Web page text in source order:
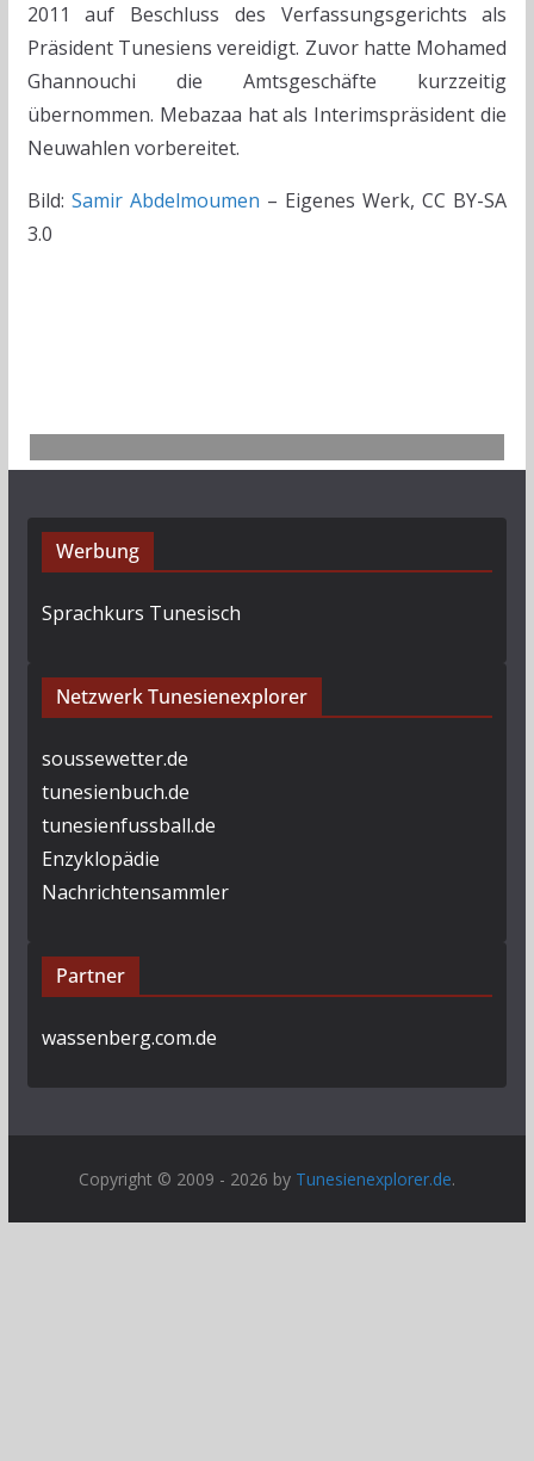
2011 auf Beschluss des Verfassungsgerichts als
Präsident Tunesiens vereidigt. Zuvor hatte Mohamed
Ghannouchi die Amtsgeschäfte kurzzeitig
übernommen. Mebazaa hat als Interimspräsident die
Neuwahlen vorbereitet.
Bild: Samir Abdelmoumen – Eigenes Werk, CC BY-SA
3.0
Werbung
Sprachkurs Tunesisch
Netzwerk Tunesienexplorer
soussewetter.de
tunesienbuch.de
tunesienfussball.de
Enzyklopädie
Nachrichtensammler
Partner
wassenberg.com.de
Copyright © 2009 - 2026 by Tunesienexplorer.de.